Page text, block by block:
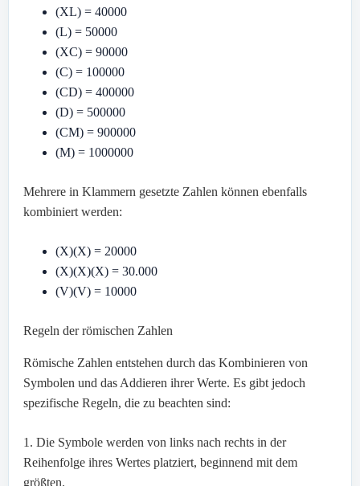
(XL) = 40000
(L) = 50000
(XC) = 90000
(C) = 100000
(CD) = 400000
(D) = 500000
(CM) = 900000
(M) = 1000000
Mehrere in Klammern gesetzte Zahlen können ebenfalls
kombiniert werden:
(X)(X) = 20000
(X)(X)(X) = 30.000
(V)(V) = 10000
Regeln der römischen Zahlen
Römische Zahlen entstehen durch das Kombinieren von
Symbolen und das Addieren ihrer Werte. Es gibt jedoch
spezifische Regeln, die zu beachten sind:
1. Die Symbole werden von links nach rechts in der
Reihenfolge ihres Wertes platziert, beginnend mit dem
größten.